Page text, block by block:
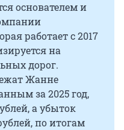
основателем и
работает с 2017
на
дорог.
Жанне
за 2025 год,
а убыток
по итогам